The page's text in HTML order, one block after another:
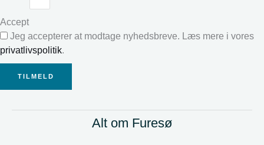
Accept
Jeg accepterer at modtage nyhedsbreve. Læs mere i vores
privatlivspolitik.
TILMELD
Alt om Furesø